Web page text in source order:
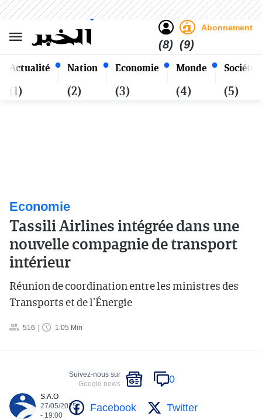
Actualité
(1)
Nation
(2)
Economie
(3)
Monde
(4)
Société
(5)
(8)
Abonnement
(9)
Vendredi 23 Safar 1448 - 07
Août 2026
Alger
Economie
Tassili Airlines intégrée dans une
nouvelle compagnie de transport
intérieur
Réunion de coordination entre les ministres des
Transports et de l’Énergie
516 1:05 Min
S.A.O
27/05/2025
- 19:00
Suivez-nous sur
Google news
0
Facebook Twitter